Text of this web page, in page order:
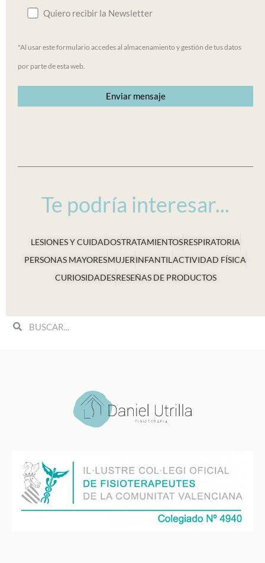
Quiero recibir la Newsletter
"Al usar este formulario accedes al almacenamiento y gestión de tus datos
por parte de esta web.
Te podría interesar...
LESIONES Y CUIDADOSTRATAMIENTOSRESPIRATORIA
PERSONAS MAYORESMUJERINFANTILACTIVIDAD FÍSICA
CURIOSIDADESRESEÑAS DE PRODUCTOS
SearchSearch